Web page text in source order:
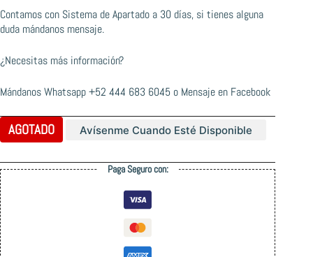
Contamos con Sistema de Apartado a 30 días, si tienes alguna
duda mándanos mensaje.
¿Necesitas más información?
Mándanos Whatsapp+52 444 683 6045 o Mensaje en Facebook
AGOTADO Avísenme Cuando Esté Disponible
Paga Seguro con: